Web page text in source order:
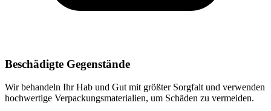
Beschädigte Gegenstände
Wir behandeln Ihr Hab und Gut mit größter Sorgfalt und verwenden
hochwertige Verpackungsmaterialien, um Schäden zu vermeiden.